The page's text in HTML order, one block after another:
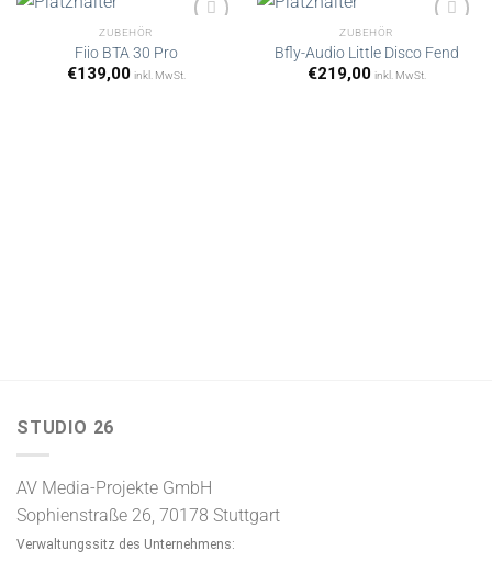
Artikel
ZUBEHÖR
Fiio BTA 30 Pro
€139,00 inkl. MwSt.
Artikel
ZUBEHÖR
Bfly-Audio Little Disco Fend
€219,00 inkl. MwSt.
STUDIO 26
AV Media-Projekte GmbH
Sophienstraße 26, 70178 Stuttgart
Verwaltungssitz des Unternehmens: